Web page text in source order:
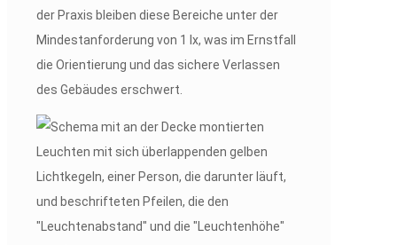
der Praxis bleiben diese Bereiche unter der
Mindestanforderung von 1 lx, was im Ernstfall
die Orientierung und das sichere Verlassen
des Gebäudes erschwert.